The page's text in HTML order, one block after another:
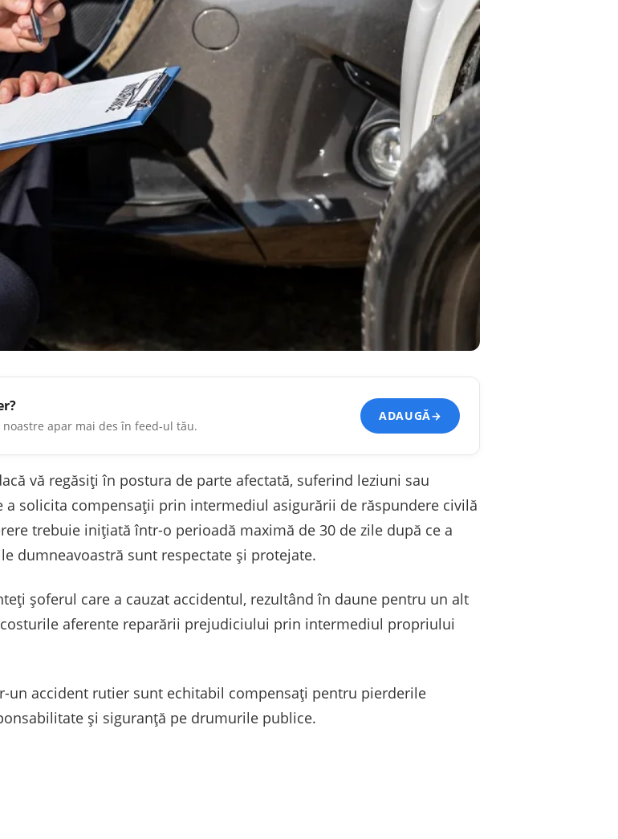
apar mai des în feed-ul tău.
ADAUGĂ→
vă regăsiți în postura de parte afectată, suferind leziuni sau
solicita compensații prin intermediul asigurării de răspundere civilă
trebuie inițiată într-o perioadă maximă de 30 de zile după ce a
dumneavoastră sunt respectate și protejate.
șoferul care a cauzat accidentul, rezultând în daune pentru un alt
aferente reparării prejudiciului prin intermediul propriului
un accident rutier sunt echitabil compensați pentru pierderile
și siguranță pe drumurile publice.